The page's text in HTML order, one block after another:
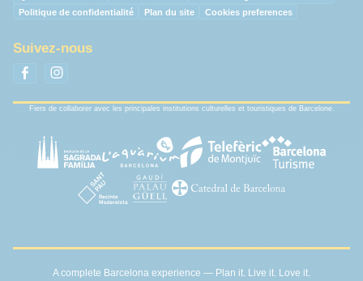
Politique de confidentialité
Plan du site Cookies preferences
Suivez-nous
Fiers de collaborer avec les principales institutions culturelles et touristiques de Barcelone.
A complete Barcelona experience — Plan it. Live it. Love it.